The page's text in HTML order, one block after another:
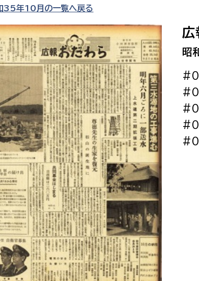
市民活動・地域づくり
行政経営
観光
消防
病院
市議会
スポーツ課
小田原城総
若者部
政策課
若者支援課
経済部
産業政策課
観光課
農政課
水産海浜課
理者 市立総合医
患者サポー
病院管理局
病院管理局
35年10月の一覧へ戻る
昭